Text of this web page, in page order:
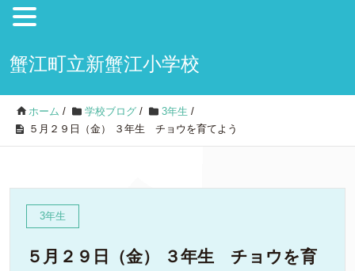
蟹江町立新蟹江小学校
ホーム / 学校ブログ / 3年生 /
５月２９日（金） ３年生 チョウを育てよう
3年生
５月２９日（金） ３年生 チョウを育